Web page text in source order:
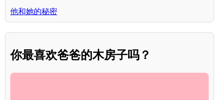
他和她的秘密
你最喜欢爸爸的木房子吗？